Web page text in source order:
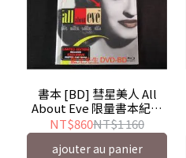
書本 [BD] 彗星美人 All
About Eve 限量書本紀念
版 -【 姊妹情仇 】貝蒂戴
維斯
NT$860NT$1 160
ajouter au panier